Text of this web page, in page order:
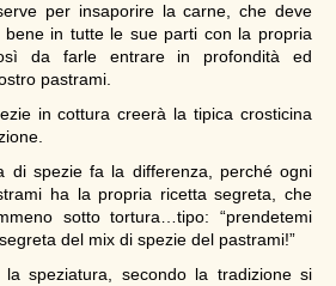
per insaporire la carne, che deve
bene in tutte le sue parti con la propria
da farle entrare in profondità ed
pastrami.
in cottura creerà la tipica crosticina
di spezie fa la differenza, perché ogni
ha la propria ricetta segreta, che
sotto tortura…tipo: “prendetemi
del mix di spezie del pastrami!”
speziatura, secondo la tradizione si